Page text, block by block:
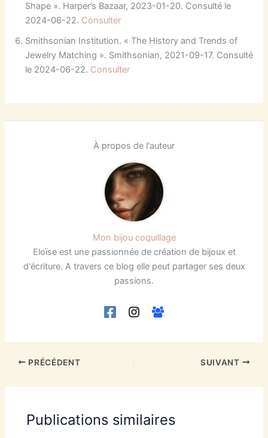
Shape ». Harper’s Bazaar, 2023-01-20. Consulté le
2024-06-22. Consulter
Smithsonian Institution. « The History and Trends of
Jewelry Matching ». Smithsonian, 2021-09-17. Consulté
le 2024-06-22. Consulter
À propos de l'auteur
Mon bijou coquillage
Eloïse est une passionnée de création de bijoux et
d'écriture. A travers ce blog elle peut partager ses deux
passions.
PRÉCÉDENT SUIVANT
Publications similaires